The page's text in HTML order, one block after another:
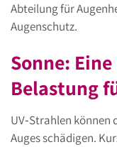
Abteilung für
Augenschutz.
Sonne:
Belastung
UV‑Strahlen
Auges schädigen.